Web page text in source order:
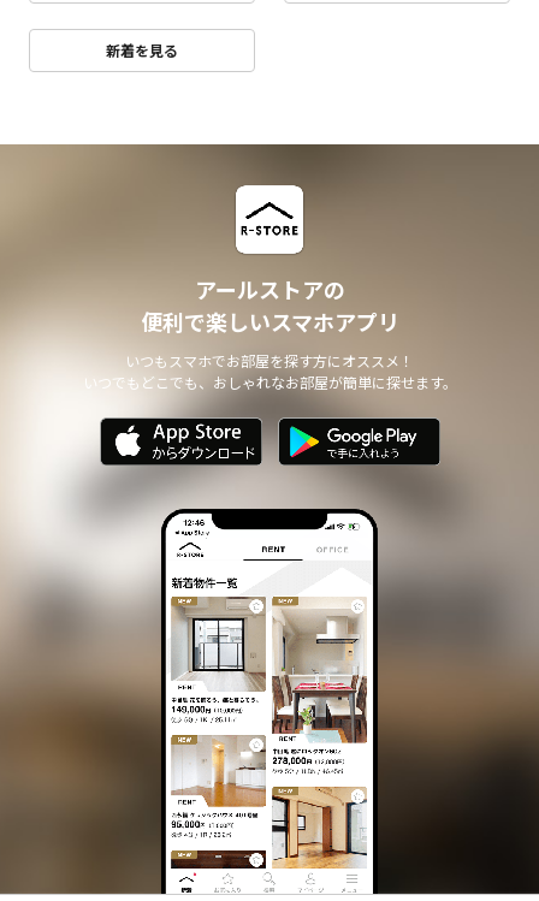
新着を見る
アールストアの
便利で楽しいスマホアプリ
いつもスマホでお部屋を探す方にオススメ！
いつでもどこでも、おしゃれなお部屋が簡単に探せます。